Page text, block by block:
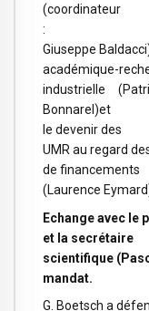
(coordinateur
:
Giuseppe
académique-
industrielle
Bonnarel)et
le devenir des
UMR au regard
de financements
(Laurence
Echange avec le
et la secrétaire
scientifique
mandat.
G. Boetsch a